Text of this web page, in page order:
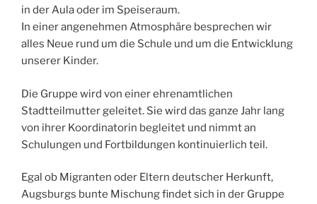
in der Aula oder im Speiseraum.
In einer angenehmen Atmosphäre besprechen wir
alles Neue rund um die Schule und um die Entwicklung
unserer Kinder.
Die Gruppe wird von einer ehrenamtlichen
Stadtteilmutter geleitet. Sie wird das ganze Jahr lang
von ihrer Koordinatorin begleitet und nimmt an
Schulungen und Fortbildungen kontinuierlich teil.
Egal ob Migranten oder Eltern deutscher Herkunft,
Augsburgs bunte Mischung findet sich in der Gruppe